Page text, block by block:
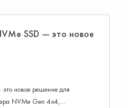
новое решение для
NVMe Gen 4x4,